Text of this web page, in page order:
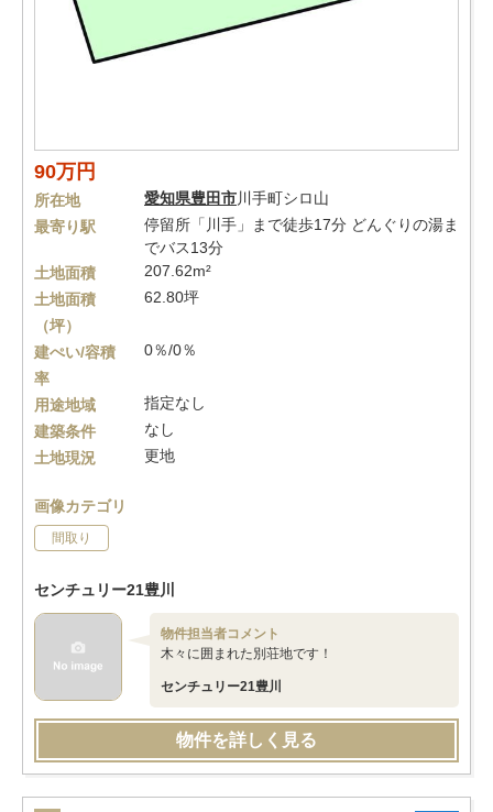
90万円
所在地 愛知県豊田市川手町シロ山
最寄り駅
停留所「川手」まで徒歩17分 どんぐりの湯ま
でバス13分
土地面積
207.62m²
土地面積
（坪）
62.80坪
建ぺい/容積
率
0％/0％
用途地域
指定なし
建築条件
なし
土地現況
更地
画像カテゴリ
間取り
センチュリー21豊川
物件担当者コメント
木々に囲まれた別荘地です！
センチュリー21豊川
物件を詳しく見る